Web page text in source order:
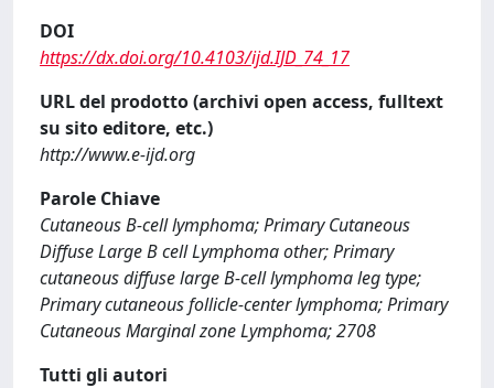
DOI
https://dx.doi.org/10.4103/ijd.IJD_74_17
URL del prodotto (archivi open access, fulltext
su sito editore, etc.)
http://www.e-ijd.org
Parole Chiave
Cutaneous B-cell lymphoma; Primary Cutaneous
Diffuse Large B cell Lymphoma other; Primary
cutaneous diffuse large B-cell lymphoma leg type;
Primary cutaneous follicle-center lymphoma; Primary
Cutaneous Marginal zone Lymphoma; 2708
Tutti gli autori